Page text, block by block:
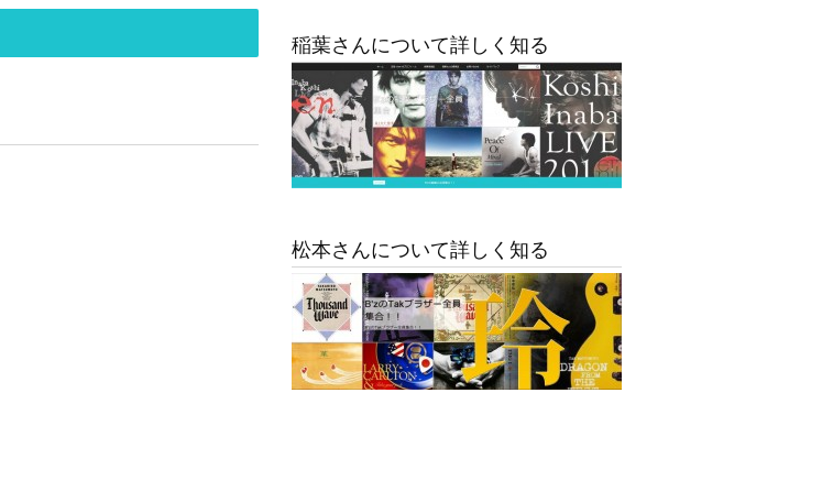
稲葉さんについて詳しく知る
松本さんについて詳しく知る